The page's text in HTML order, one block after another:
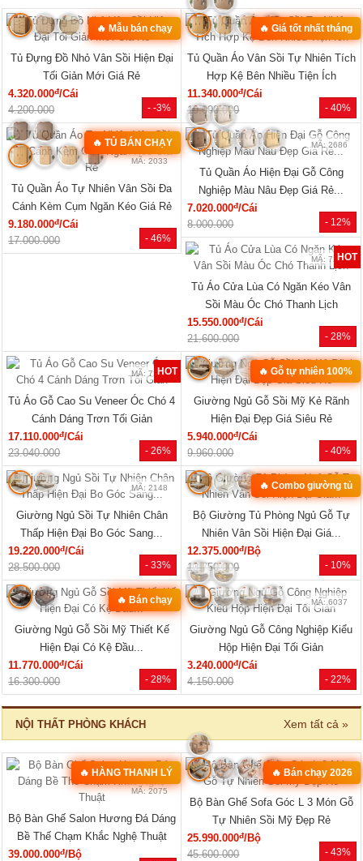
- 43%
MÃ: 8411
Bộ Sofa Góc Gỗ Sồi Mỹ Có Ghế
Đơn Thiết Kế Bo Tròn
24.610.000
43.150.000
- 23%
MÃ: 3431
Bộ Bàn Ghế Đối Lớn Gỗ Gõ Đỏ
Tựa Lưng Nan Hiện Đại Đẹp
33.440.000
43.360.000
SẢN PHẨM MỚI
- 25%
Mẫu Sofa Phòng Khách Gỗ Sồi Mỹ
Tựa Nan Hiện Đại Mới Giá Rẻ
- 31%
MÃ: 1853
Bộ Sofa Góc L Gỗ Óc Chó 100%
Vân Đẹp Hiện Đại Tay Tựa Lớn
đ
111.170.000
›
NỘI THẤT PHÒNG NGỦ Xem tất cả »
- -3%
🔥 Mẫu bán chạy
MÃ: 2168
Tủ Đựng Đồ Nhỏ Vân Sồi Hiện Đại
Tối Giản Mới Giá Rẻ
4.320.000đ/Cái
4.200.000
- 40%
🔥 Giá tốt nhất tháng
MÃ: 2137
Tủ Quần Áo Vân Sồi Tự Nhiên Tích
Hợp Kệ Bên Nhiều Tiện Ích
11.340.000đ/Cái
19.000.000
🔥 TỦ BÁN CHẠY